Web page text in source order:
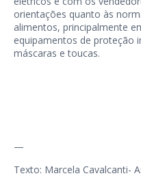
orientações quanto às
alimentos, principalmente
equipamentos de proteção
máscaras e toucas.
—
Texto: Marcela Cavalcanti-